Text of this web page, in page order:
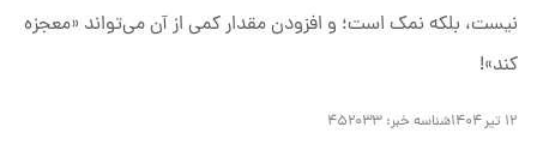
نیست، بلکه نمک است؛ و افزودن مقدار کمی از آن می‌تواند «معجزه
کند»!
۱۲ تیر ۱۴۰۴ شناسه خبر: ۴۵۲۰۳۳